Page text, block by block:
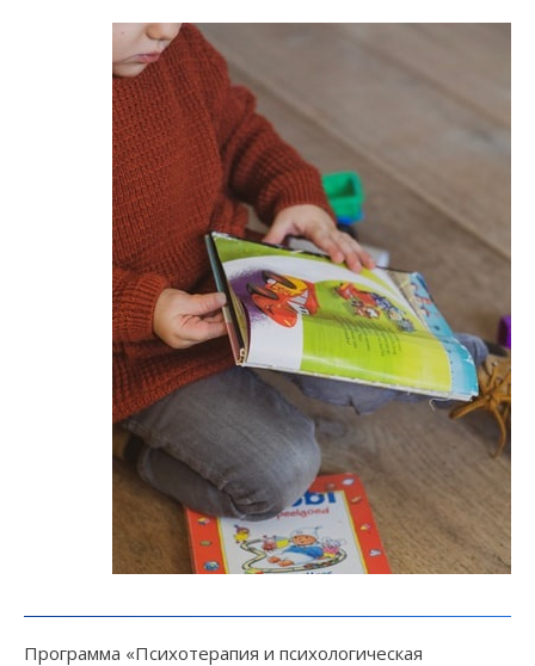
Программа «Психотерапия и психологическая